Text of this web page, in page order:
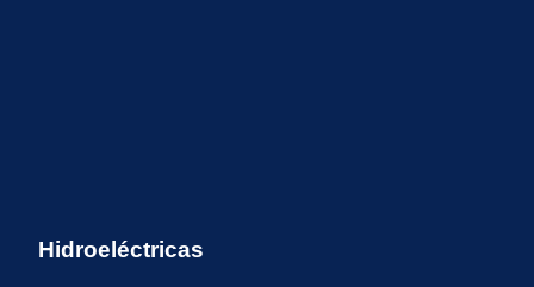
Hidroeléctricas